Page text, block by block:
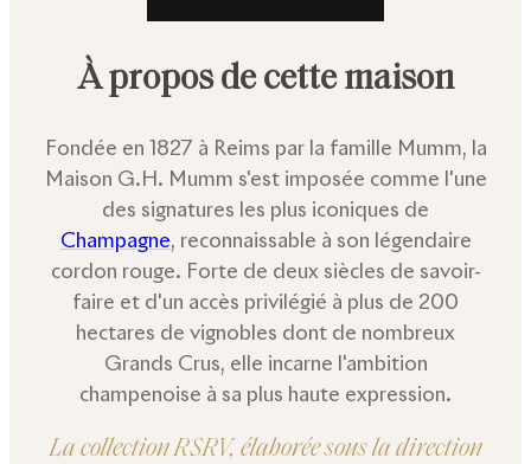
À propos de cette maison
Fondée en 1827 à Reims par la famille Mumm, la
Maison G.H. Mumm s'est imposée comme l'une
des signatures les plus iconiques de
Champagne, reconnaissable à son légendaire
cordon rouge. Forte de deux siècles de savoir-
faire et d'un accès privilégié à plus de 200
hectares de vignobles dont de nombreux
Grands Crus, elle incarne l'ambition
champenoise à sa plus haute expression.
La collection RSRV, élaborée sous la direction